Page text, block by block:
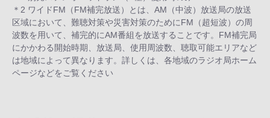
＊2 ワイドFM（FM補完放送）とは、AM（中波）放送局の放送
区域において、難聴対策や災害対策のためにFM（超短波）の周
波数を用いて、補完的にAM番組を放送することです。FM補完局
にかかわる開始時期、放送局、使用周波数、聴取可能エリアなど
は地域によって異なります。詳しくは、各地域のラジオ局ホーム
ページなどをご覧ください